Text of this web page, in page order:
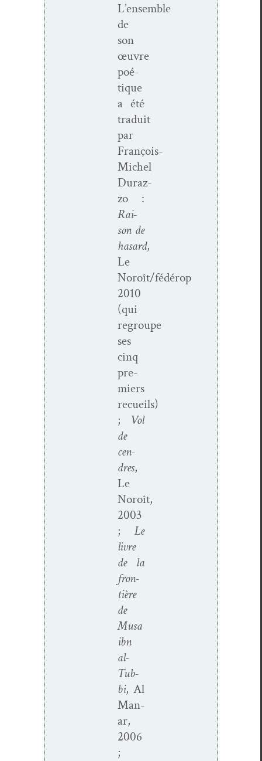
L’ensemble
de
son
œuvre
poé­
tique
a été
traduit
par
François-
Michel
Duraz­
zo :
Rai­
son de
hasard,
Le
Noroît/fédérop
2010
(qui
regroupe
ses
cinq
pre­
miers
recueils)
; Vol
de
cen­
dres,
Le
Noroît,
2003
; Le
livre
de la
fron­
tière
de
Musa
ibn
al-
Tub­
bi, Al
Man­
ar,
2006
;